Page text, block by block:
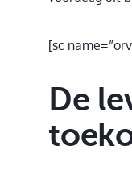
[sc
De